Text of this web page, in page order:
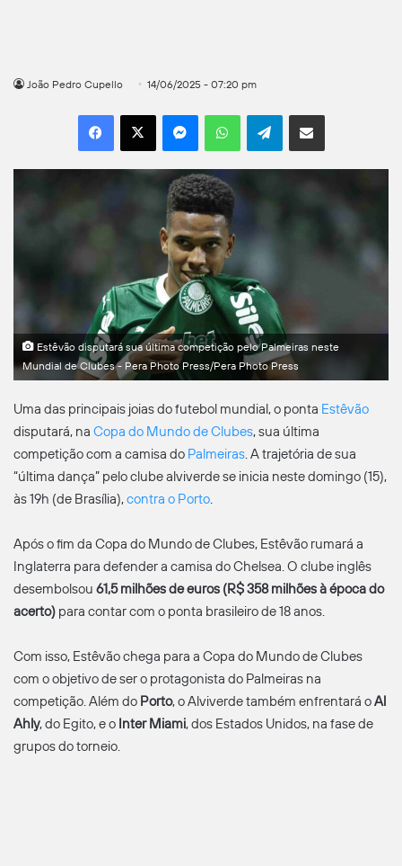
João Pedro Cupello 14/06/2025 - 07:20 pm
Facebook
X MessengerWhatsAppTelegramCompartilhar por e-mail
Estêvão disputará sua última competição pelo Palmeiras neste
Mundial de Clubes - Pera Photo Press/Pera Photo Press
Uma das principais joias do futebol mundial, o ponta Estêvão
disputará, na Copa do Mundo de Clubes, sua última
competição com a camisa do Palmeiras. A trajetória de sua
“última dança” pelo clube alviverde se inicia neste domingo (15),
às 19h (de Brasília),contra o Porto.
Após o fim da Copa do Mundo de Clubes, Estêvão rumará a
Inglaterra para defender a camisa do Chelsea. O clube inglês
desembolsou 61,5 milhões de euros (R$ 358 milhões à época do
acerto) para contar com o ponta brasileiro de 18 anos.
Com isso, Estêvão chega para a Copa do Mundo de Clubes
com o objetivo de ser o protagonista do Palmeiras na
competição. Além do Porto, o Alviverde também enfrentará oAl
Ahly, do Egito, e o Inter Miami, dos Estados Unidos, na fase de
grupos do torneio.